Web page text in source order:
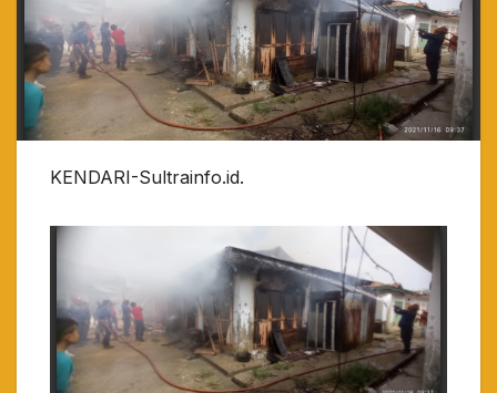
KENDARI-Sultrainfo.id.